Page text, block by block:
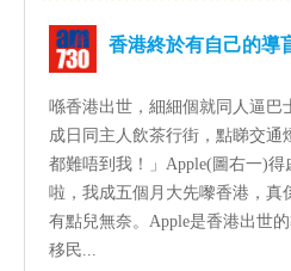
香港終於有自己的導
喺香港出世，細細個就同人逼巴
成日同主人飲茶行街，點睇交通
都難唔到我！」Apple(圖右一)
啦，我成五個月大先嚟香港，
有點兒無奈。Apple是香港出世
移民...